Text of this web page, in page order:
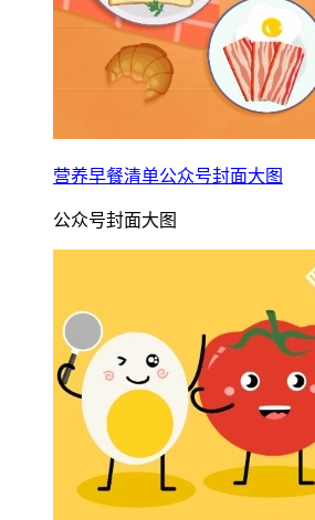
营养早餐清单公众号封面大图
公众号封面大图